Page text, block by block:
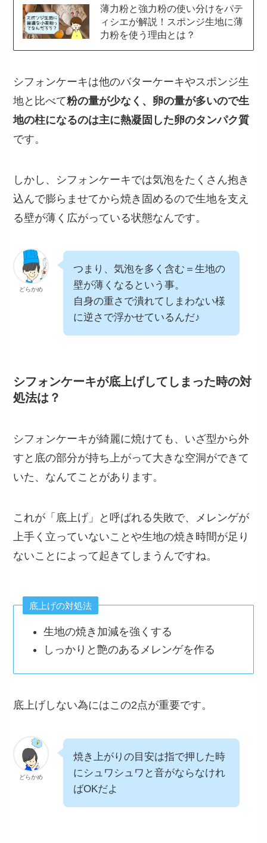
薄力粉と強力粉の使い分けをパテ
ィシエが解説！スポンジ生地に薄
力粉を使う理由とは？
シフォンケーキは他のバターケーキやスポンジ生
地と比べて粉の量が少なく、卵の量が多いので生
地の柱になるのは主に熱凝固した卵のタンパク質
です。
しかし、シフォンケーキでは気泡をたくさん抱き
込んで膨らませてから焼き固めるので生地を支え
る壁が薄く広がっている状態なんです。
どらかめ
つまり、気泡を多く含む＝生地の
壁が薄くなるという事。
自身の重さで潰れてしまわない様
に逆さで浮かせているんだ♪
シフォンケーキが底上げしてしまった時の対
処法は？
シフォンケーキが綺麗に焼けても、いざ型から外
すと底の部分が持ち上がって大きな空洞ができて
いた、なんてことがあります。
これが「底上げ」と呼ばれる失敗で、メレンゲが
上手く立っていないことや生地の焼き時間が足り
ないことによって起きてしまうんですね。
底上げの対処法
生地の焼き加減を強くする
しっかりと艶のあるメレンゲを作る
底上げしない為にはこの2点が重要です。
どらかめ
焼き上がりの目安は指で押した時
にシュワシュワと音がならなけれ
ばOKだよ